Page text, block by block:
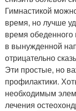
Гимнастикой
время, но лучше
время
в вынужденной
отрицательно
Эти простые, но
профилактики.
необходимым
лечения